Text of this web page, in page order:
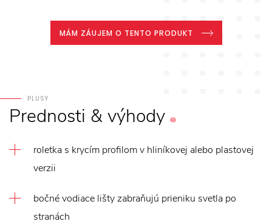
MÁM ZÁUJEM O TENTO PRODUKT
PLUSY
Prednosti &výhody
roletka s krycím profilom v hliníkovej alebo plastovej
verzii
bočné vodiace lišty zabraňujú prieniku svetla po
stranách